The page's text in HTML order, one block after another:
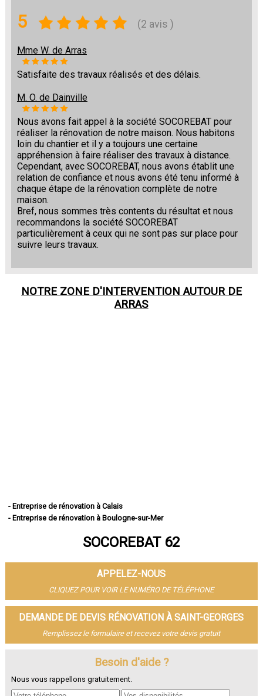
5 (2 avis )
Mme W. de Arras
Satisfaite des travaux réalisés et des délais.
M. O. de Dainville
Nous avons fait appel à la société SOCOREBAT pour
réaliser la rénovation de notre maison. Nous habitons
loin du chantier et il y a toujours une certaine
appréhension à faire réaliser des travaux à distance.
Cependant, avec SOCOREBAT, nous avons établit une
relation de confiance et nous avons été tenu informé à
chaque étape de la rénovation complète de notre
maison.
Bref, nous sommes très contents du résultat et nous
recommandons la société SOCOREBAT
particulièrement à ceux qui ne sont pas sur place pour
suivre leurs travaux.
NOTRE ZONE D'INTERVENTION AUTOUR DE
ARRAS
- Entreprise de rénovation à Calais
- Entreprise de rénovation à Boulogne-sur-Mer
- Entreprise de rénovation à Lens
- Entreprise de rénovation à Béthune
- Entreprise de rénovation à Hénin-Beaumont
- Entreprise de rénovation à Bruay-la-Buissière
- Entreprise de rénovation à Avion
- Entreprise de rénovation à Carvin
- Entreprise de rénovation à Berck
- Entreprise de rénovation à Saint-Omer
- Entreprise de rénovation à Harnes
- Entreprise de rénovation à Nœux-les-Mines
SOCOREBAT 62
APPELEZ-NOUS
CLIQUEZ POUR VOIR LE NUMÉRO DE TÉLÉPHONE
DEMANDE DE DEVIS RÉNOVATION À SAINT-GEORGES
Remplissez le formulaire et recevez votre devis gratuit
Besoin d'aide ?
Nous vous rappellons gratuitement.